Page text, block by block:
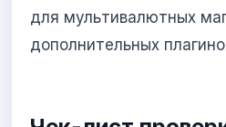
для мультивалютных
дополнительных